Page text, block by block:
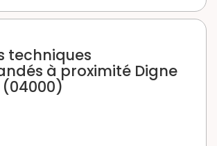
techniques
à proximité Digne
(04000)